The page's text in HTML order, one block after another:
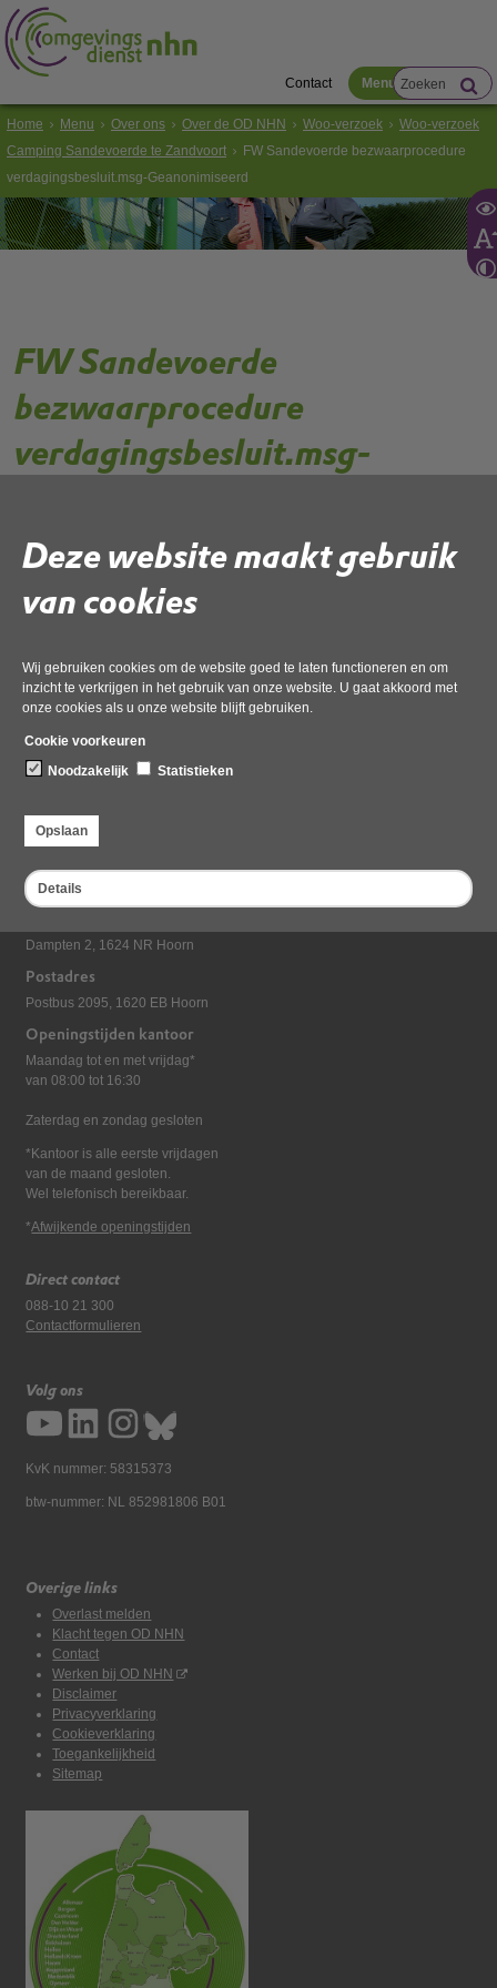
Deze website maakt gebruik
van cookies
Wij gebruiken cookies om de website goed te laten functioneren en om
inzicht te verkrijgen in het gebruik van onze website. U gaat akkoord met
onze cookies als u onze website blijft gebruiken.
Cookie voorkeuren
Noodzakelijk
Statistieken
Opslaan
Details
Contact Menu
Home Menu Over ons Over de OD NHN Woo-verzoek
Woo-verzoek
Camping Sandevoerde te Zandvoort
FW Sandevoerde bezwaarprocedure
verdagingsbesluit.msg-Geanonimiseerd
FW Sandevoerde
bezwaarprocedure
verdagingsbesluit.msg-
Gebruik de onderstaande link om het document te downloaden.
Download ‘FW Sandevoerde bezwaarprocedure verdagingsbesluit.msg-
Deel deze pagina
Dampten 2, 1624 NR Hoorn
Postadres
Postbus 2095, 1620 EB Hoorn
Openingstijden kantoor
Maandag tot en met vrijdag*
van 08:00 tot 16:30
Zaterdag en zondag gesloten
*Kantoor is alle eerste vrijdagen
van de maand gesloten.
Wel telefonisch bereikbaar.
*Afwijkende openingstijden
Direct contact
088-10 21 300
Contactformulieren
Volg ons
KvK nummer: 58315373
btw-nummer: NL 852981806 B01
Overige links
Overlast melden
Klacht tegen OD NHN
Contact
Werken bij OD NHN
Disclaimer
Privacyverklaring
Cookieverklaring
Toegankelijkheid
Sitemap